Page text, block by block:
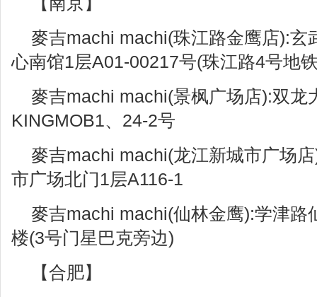
麥吉machi machi(珠江路金鹰店):玄
心南馆1层A01-00217号(珠江路4号地
麥吉machi machi(景枫广场店):双龙
KINGMOB1、24-2号
麥吉machi machi(龙江新城市广场
市广场北门1层A116-1
麥吉machi machi(仙林金鹰):学津路
楼(3号门星巴克旁边)
【合肥】